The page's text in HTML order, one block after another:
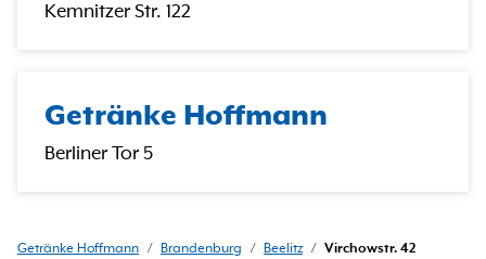
Kemnitzer Str. 122
Getränke Hoffmann
Berliner Tor 5
Getränke Hoffmann / Brandenburg / Beelitz / Virchowstr. 42